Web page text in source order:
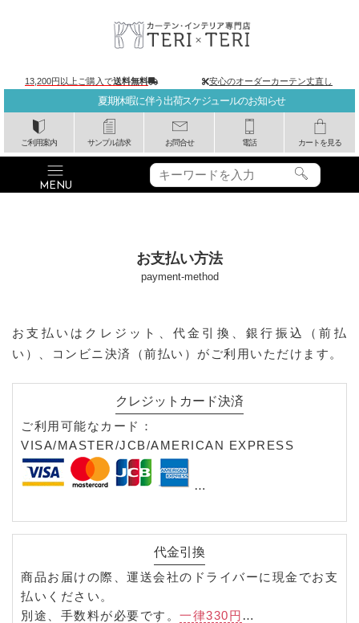
夏期休暇に伴う出荷スケジュールのお知らせ
ご利用案内 サンプル請求 お問合せ 電話 カートを見る
13,200円以上ご購入で送料無料 安心のオーダーカーテン丈直し
お支払い方法
payment-method
お支払いはクレジット、代金引換、銀行振込（前払
い）、コンビニ決済（前払い）がご利用いただけます。
クレジットカード決済
ご利用可能なカード：
VISA/MASTER/JCB/AMERICAN EXPRESS
（2.3.5.6.10.12.15.18.20.24）
代金引換
商品お届けの際、運送会社のドライバーに現金でお支
払いください。
別途、手数料が必要です。 一律330円